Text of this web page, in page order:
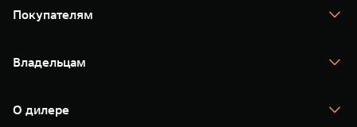
TANK 400
TANK 500
Покупателям
Тест-драйв
TANK Финансы
Корпоративным клиентам
Зарядные станции
Владельцам
Помощь на дороге
Новые цифровые сервисы TANK
О дилере